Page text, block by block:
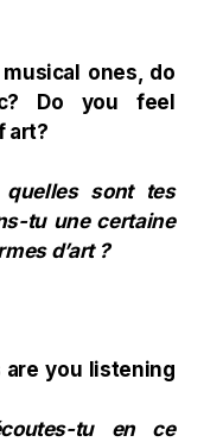
ones, do
Do you feel
art?
sont tes
tu une certaine
d’art ?
are you listening
tu en ce